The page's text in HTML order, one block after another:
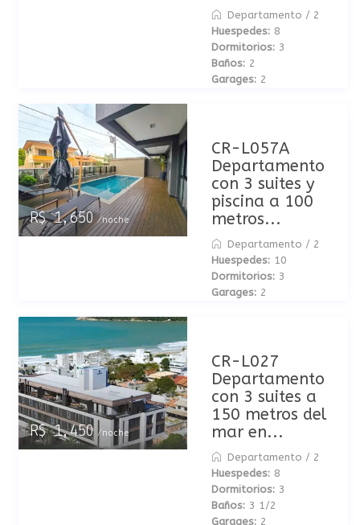
Departamento / 2
Huespedes: 8
Dormitorios: 3
Baños: 2
Garages: 2
R$ 1,650/noche
CR-L057A
Departamento
con 3 suites y
piscina a 100
metros...
Departamento / 2
Huespedes: 10
Dormitorios: 3
Garages: 2
R$ 1,450/noche
CR-L027
Departamento
con 3 suites a
150 metros del
mar en...
Departamento / 2
Huespedes: 8
Dormitorios: 3
Baños: 3 1/2
Garages: 2